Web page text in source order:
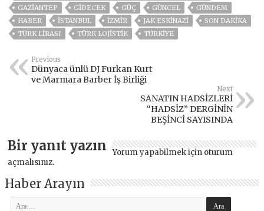
GAZIANTEP
GIDECEK GÜÇ GÜNCEL
GÜNDEM
HABER
ISTANBUL İZMIR JAK ESKİNAZİ
SON DAKIKA
TÜRK LİRASI
TÜRK LOJİSTİK TÜRKİYE
Previous
Dünyaca ünlü DJ Furkan Kurt
ve Marmara Barber İş Birliği
Next
SANATIN HADSİZLERİ
“HADSİZ” DERGİNİN
BEŞİNCİ SAYISINDA
Bir yanıt yazın Yorum yapabilmek için oturum
açmalısınız.
Haber Arayın